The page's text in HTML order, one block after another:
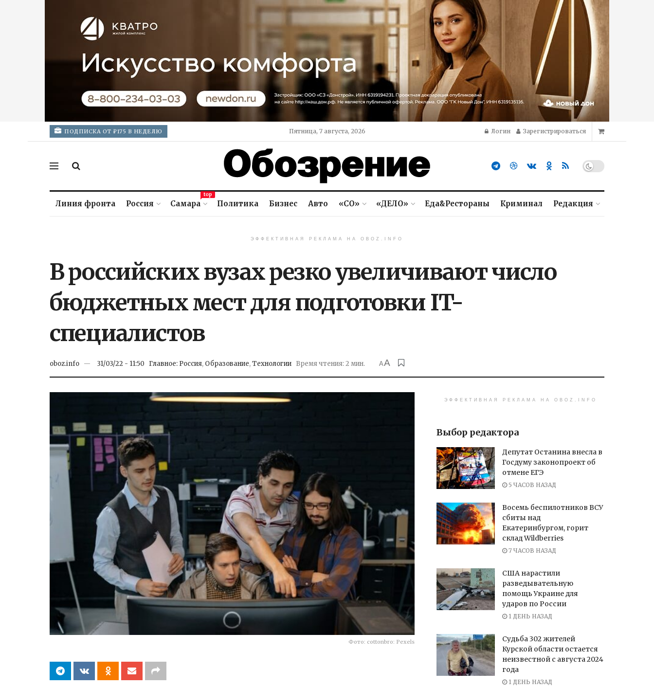
ПОДПИСКА ОТ ₽175 В НЕДЕЛЮ Пятница, 7 августа, 2026 Логин Зарегистрироваться
Линия фронта Россия Самара
top
Политика Бизнес Авто «СО» «ДЕЛО» Еда&Рестораны Криминал Редакция
ЭФФЕКТИВНАЯ РЕКЛАМА НА OBOZ.INFO
В российских вузах резко увеличивают число
бюджетных мест для подготовки IT-
специалистов
oboz.info 31/03/22 - 11:50 Главное: Россия, Образование,Технологии Время чтения: 2 мин. AA
Фото: cottonbro: Pexels
ЭФФЕКТИВНАЯ РЕКЛАМА НА OBOZ.INFO
Выбор редактора
Депутат Останина внесла в
Госдуму законопроект об
отмене ЕГЭ
5 ЧАСОВ НАЗАД
Восемь беспилотников ВСУ
сбиты над
Екатеринбургом, горит
склад Wildberries
7 ЧАСОВ НАЗАД
США нарастили
разведывательную
помощь Украине для
ударов по России
1 ДЕНЬ НАЗАД
Судьба 302 жителей
Курской области остается
неизвестной с августа 2024
года
1 ДЕНЬ НАЗАД